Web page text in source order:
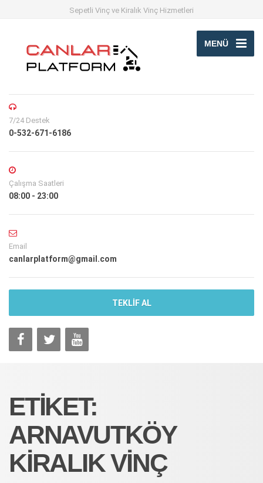
Sepetli Vinç ve Kiralık Vinç Hizmetleri
MENÜ
7/24 Destek
0-532-671-6186
Çalışma Saatleri
08:00 - 23:00
Email
canlarplatform@gmail.com
TEKLİF AL
ETIKET:
ARNAVUTKÖY
KIRALIK VINÇ